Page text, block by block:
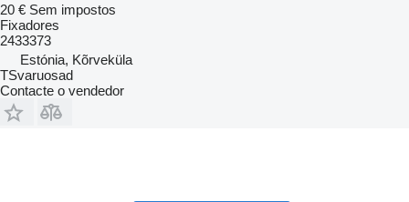
20 € Sem impostos
Fixadores
2433373
Estónia, Kõrveküla
TSvaruosad
Contacte o vendedor